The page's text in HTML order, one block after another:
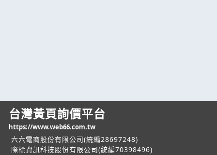
台灣黃頁詢價平台
https://www.web66.com.tw
六六電商股份有限公司(統編28697248)
際標資訊科技股份有限公司(統編70398496)